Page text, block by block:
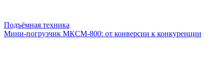
Подъёмная техника
Мини-погрузчик МКСМ-800: от конверсии к конкуренции